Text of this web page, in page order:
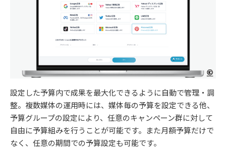
設定した予算内で成果を最大化できるように自動で管理・調
整。複数媒体の運用時には、媒体毎の予算を設定できる他、
予算グループの設定により、任意のキャンペーン群に対して
自由に予算組みを行うことが可能です。また月額予算だけで
なく、任意の期間での予算設定も可能です。